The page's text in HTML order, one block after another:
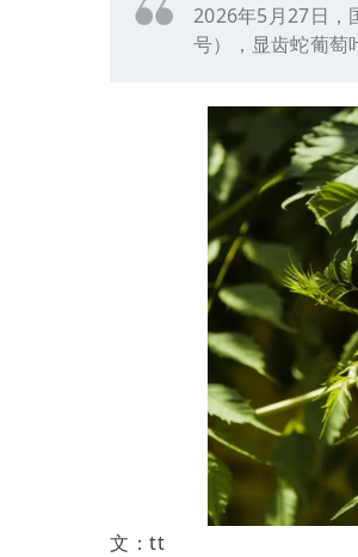
2026年5月27日，
号），显齿蛇葡萄
文：tt